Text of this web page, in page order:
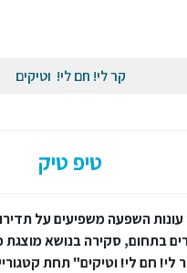
קר לי! חם לי! וטיקים
טיפ טיק
עונות השפעה משפיעים על
בתחום, סקירה בנושא
לי! חם לי! וטיקים" תחת